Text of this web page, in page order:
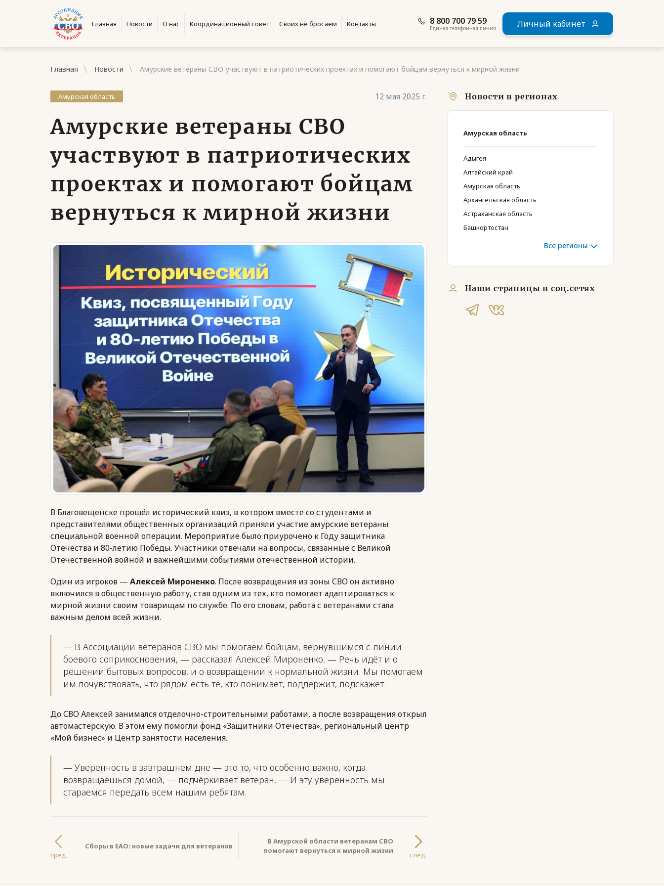
Главная Новости О нас Координационный совет Своих не бросаем Контакты 8 800 700 79 59
Единая телефонная линия Личный кабинет
Главная Новости Амурские ветераны СВО участвуют в патриотических проектах и помогают бойцам вернуться к мирной жизни
Амурская область 12 мая 2025 г.
Амурские ветераны СВО
участвуют в патриотических
проектах и помогают бойцам
вернуться к мирной жизни
В Благовещенске прошёл исторический квиз, в котором вместе со студентами и
представителями общественных организаций приняли участие амурские ветераны
специальной военной операции. Мероприятие было приурочено к Году защитника
Отечества и 80-летию Победы. Участники отвечали на вопросы, связанные с Великой
Отечественной войной и важнейшими событиями отечественной истории.
Один из игроков — Алексей Мироненко. После возвращения из зоны СВО он активно
включился в общественную работу, став одним из тех, кто помогает адаптироваться к
мирной жизни своим товарищам по службе. По его словам, работа с ветеранами стала
важным делом всей жизни.
— В Ассоциации ветеранов СВО мы помогаем бойцам, вернувшимся с линии
боевого соприкосновения, — рассказал Алексей Мироненко. — Речь идёт и о
решении бытовых вопросов, и о возвращении к нормальной жизни. Мы помогаем
им почувствовать, что рядом есть те, кто понимает, поддержит, подскажет.
До СВО Алексей занимался отделочно-строительными работами, а после возвращения открыл
автомастерскую. В этом ему помогли фонд «Защитники Отечества», региональный центр
«Мой бизнес» и Центр занятости населения.
— Уверенность в завтрашнем дне — это то, что особенно важно, когда
возвращаешься домой, — подчёркивает ветеран. — И эту уверенность мы
стараемся передать всем нашим ребятам.
пред.
Сборы в ЕАО: новые задачи для ветеранов
В Амурской области ветеранам СВО
помогают вернуться к мирной жизни
след.
Новости в регионах
Амурская область
Адыгея
Алтайский край
Амурская область
Архангельская область
Астраханская область
Башкортостан
Все регионы
Наши страницы в соц.сетях